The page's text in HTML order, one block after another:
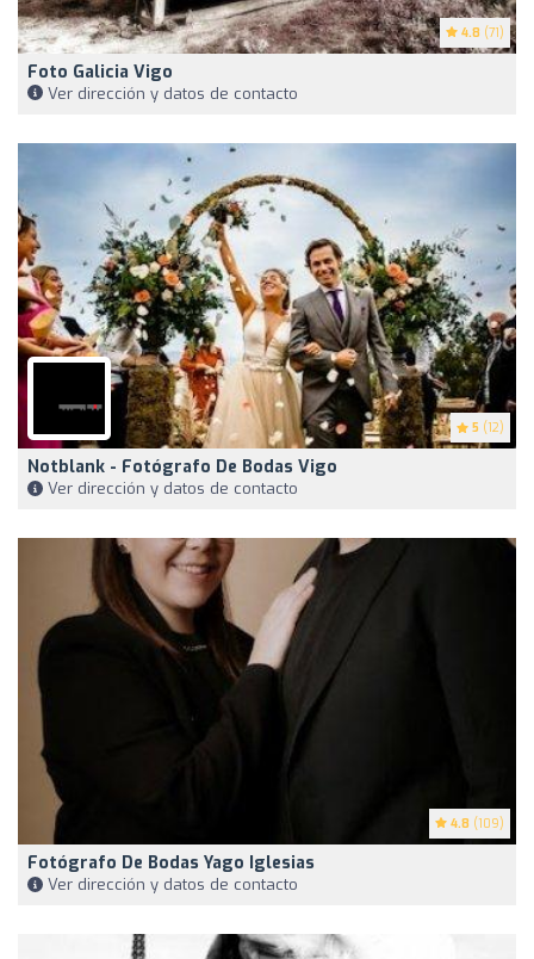
4.8 (71)
Foto Galicia Vigo
Ver dirección y datos de contacto
5 (12)
Notblank - Fotógrafo De Bodas Vigo
Ver dirección y datos de contacto
4.8 (109)
Fotógrafo De Bodas Yago Iglesias
Ver dirección y datos de contacto